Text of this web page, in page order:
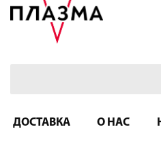
ДОСТАВКА О НАС